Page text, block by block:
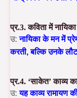
प्र.3. कविता में
उ: नायिका के मन में
करती, बल्कि उनके
प्र.4. ‘साकेत’ काव्य
उ: यह काव्य रामायण